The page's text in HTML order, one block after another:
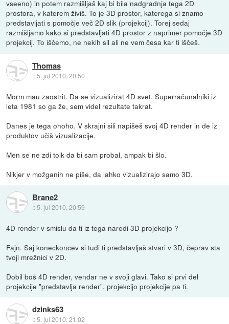
vseeno) in potem razmišljaš kaj bi bila nadgradnja tega 2D
prostora, v katerem živiš. To je 3D prostor, katerega si znamo
predstavljati s pomočje več 2D slik (projekcij). Torej sedaj
razmišljamo kako si predstavljati 4D prostor z naprimer pomočje 3D
projekcij. To iščemo, ne nekih sil ali ne vem česa kar ti iščeš.
Thomas
::5. jul 2010, 20:50
Morm mau zaostrit. Da se vizualizirat 4D svet. Superračunalniki iz
leta 1981 so ga že, sem videl rezultate takrat.
Danes je tega ohoho. V skrajni sili napišeš svoj 4D render in de iz
produktov učiš vizualizacije.
Men se ne zdi tolk da bi sam probal, ampak bi šlo.
Nikjer v možganih ne piše, da lahko vizualizirajo samo 3D.
Brane2
:: 5. jul 2010, 20:59
4D render v smislu da ti iz tega naredi 3D projekcijo ?
Fajn. Saj koneckoncev si tudi ti predstavljaš stvari v 3D, čeprav sta
tvoji mrežnici v 2D.
Dobil boš 4D render, vendar ne v svoji glavi. Tako si prvi del
projekcije "predstavlja render", projekcijo projekcije pa ti.
dzinks63
::5. jul 2010, 21:02